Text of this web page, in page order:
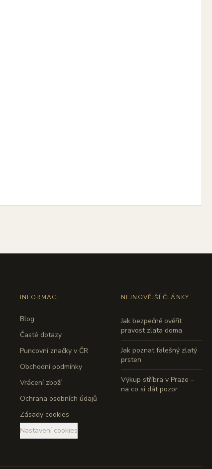
INFORMACE
Blog
Časté dotazy
Puncovní značky v ČR
Obchodní podmínky
Vrácení zboží
Ochrana osobních údajů
Zásady cookies
Nastavení cookies
NEJNOVĚJŠÍ ČLÁNKY
Jak bezpečně ověřit
pravost zlata doma
Jak poznat falešný zlatý
prsten
Výkup stříbra v Praze –
na co si dát pozor